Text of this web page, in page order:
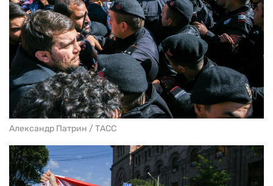
Александр Патрин / ТАСС